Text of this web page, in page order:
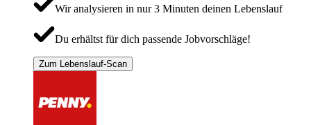
Wir analysieren in nur 3 Minuten deinen Lebenslauf
Du erhältst für dich passende Jobvorschläge!
Zum Lebenslauf-Scan